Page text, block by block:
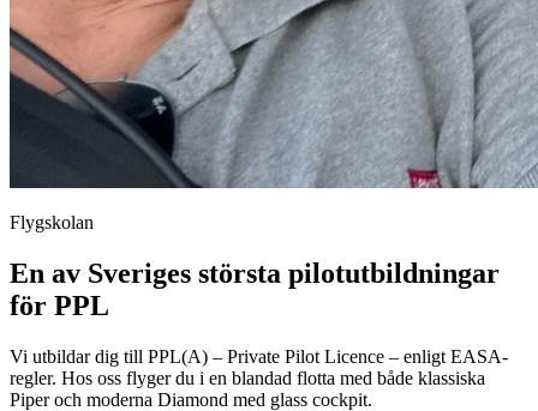
Flygskolan
En av Sveriges största pilotutbildningar
för PPL
Vi utbildar dig till PPL(A) – Private Pilot Licence – enligt EASA-
regler. Hos oss flyger du i en blandad flotta med både klassiska
Piper och moderna Diamond med glass cockpit.